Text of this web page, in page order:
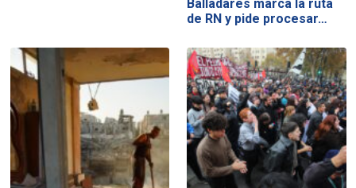
Balladares marca la ruta
de RN y pide procesar…